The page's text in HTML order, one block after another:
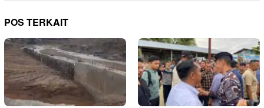
POS TERKAIT